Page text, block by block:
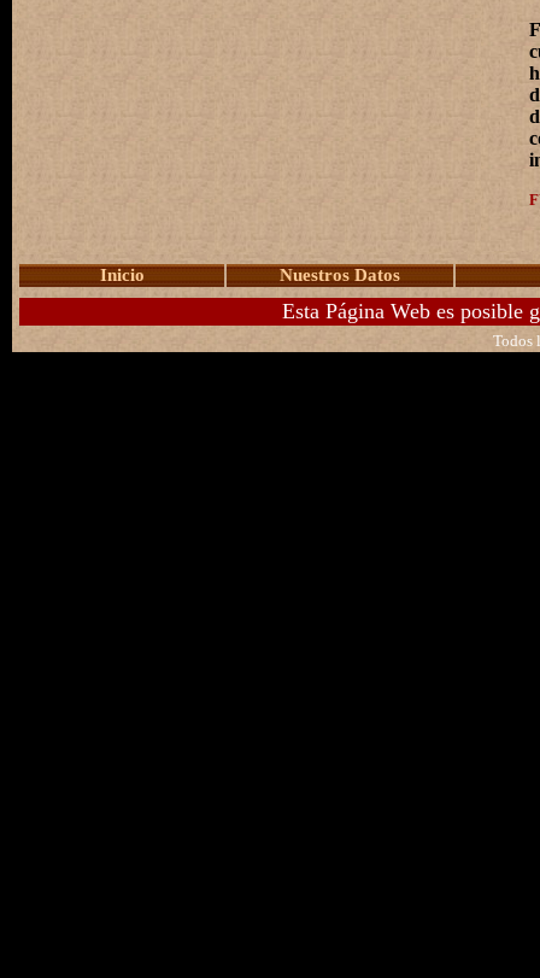
Inicio Nuestros Datos
Esta Página Web es posible
Todos